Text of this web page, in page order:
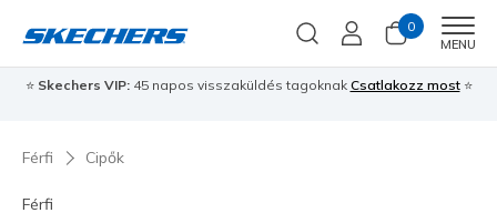
0
MENU
⭐ Skechers VIP:45 napos visszaküldés tagoknak Csatlakozz most⭐
Férfi Cipők
Férfi